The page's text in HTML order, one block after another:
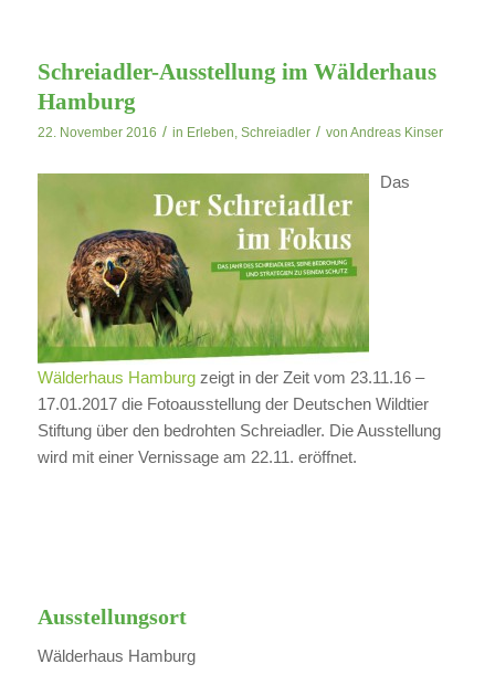
Schreiadler-Ausstellung im Wälderhaus
Hamburg
22. November 2016 / in Erleben, Schreiadler / von Andreas Kinser
Das
Wälderhaus Hamburg zeigt in der Zeit vom 23.11.16 –
17.01.2017 die Fotoausstellung der Deutschen Wildtier
Stiftung über den bedrohten Schreiadler. Die Ausstellung
wird mit einer Vernissage am 22.11. eröffnet.
Ausstellungsort
Wälderhaus Hamburg